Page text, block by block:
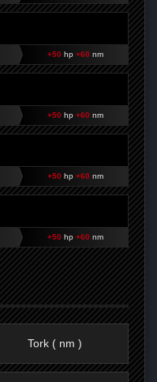
+50 hp +60 nm
+50 hp +60 nm
+50 hp +60 nm
+50 hp +60 nm
Tork ( nm )